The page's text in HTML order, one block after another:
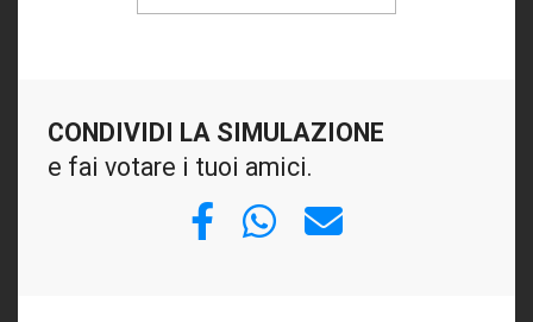
CONDIVIDI LA SIMULAZIONE
e fai votare i tuoi amici.